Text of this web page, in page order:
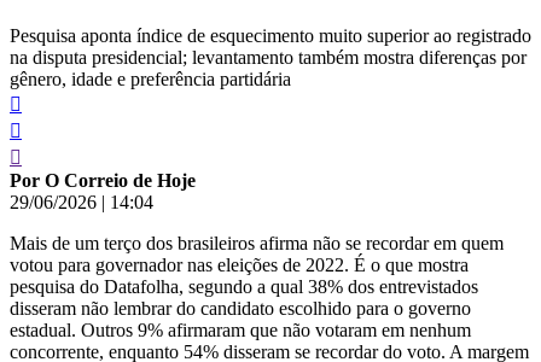
Pesquisa aponta índice de esquecimento muito superior ao registrado
na disputa presidencial; levantamento também mostra diferenças por
gênero, idade e preferência partidária
Por O Correio de Hoje
29/06/2026 | 14:04
Mais de um terço dos brasileiros afirma não se recordar em quem
votou para governador nas eleições de 2022. É o que mostra
pesquisa do Datafolha, segundo a qual 38% dos entrevistados
disseram não lembrar do candidato escolhido para o governo
estadual. Outros 9% afirmaram que não votaram em nenhum
concorrente, enquanto 54% disseram se recordar do voto. A margem